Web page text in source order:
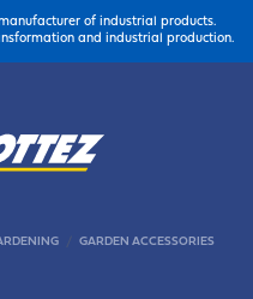
of industrial products.
and industrial production.
GARDEN ACCESSORIES